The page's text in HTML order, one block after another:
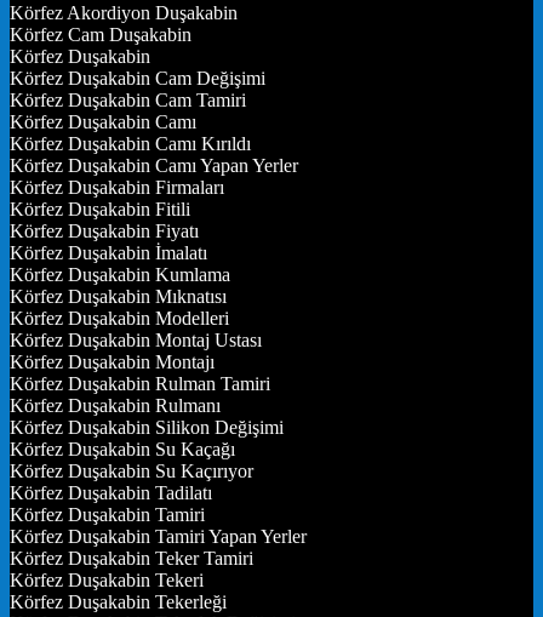
Körfez Akordiyon Duşakabin
Körfez Cam Duşakabin
Körfez Duşakabin
Körfez Duşakabin Cam Değişimi
Körfez Duşakabin Cam Tamiri
Körfez Duşakabin Camı
Körfez Duşakabin Camı Kırıldı
Körfez Duşakabin Camı Yapan Yerler
Körfez Duşakabin Firmaları
Körfez Duşakabin Fitili
Körfez Duşakabin Fiyatı
Körfez Duşakabin İmalatı
Körfez Duşakabin Kumlama
Körfez Duşakabin Mıknatısı
Körfez Duşakabin Modelleri
Körfez Duşakabin Montaj Ustası
Körfez Duşakabin Montajı
Körfez Duşakabin Rulman Tamiri
Körfez Duşakabin Rulmanı
Körfez Duşakabin Silikon Değişimi
Körfez Duşakabin Su Kaçağı
Körfez Duşakabin Su Kaçırıyor
Körfez Duşakabin Tadilatı
Körfez Duşakabin Tamiri
Körfez Duşakabin Tamiri Yapan Yerler
Körfez Duşakabin Teker Tamiri
Körfez Duşakabin Tekeri
Körfez Duşakabin Tekerleği